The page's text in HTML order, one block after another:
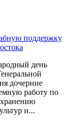
поддержку
день
дочерние
работу по
и...